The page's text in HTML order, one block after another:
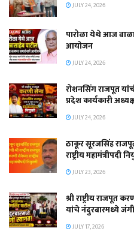
JULY 24, 2026
पारोळा येथे आज
आयोजन
JULY 24, 2026
रोशनसिंग राजपूत
प्रदेश कार्यकारी
JULY 24, 2026
ठाकूर सूरजसिंह राजपूत
राष्ट्रीय महामंत्रीपदी
JULY 23, 2026
श्री राष्ट्रीय राजपूत
यांचे नंदुरबारमध्ये
JULY 17, 2026